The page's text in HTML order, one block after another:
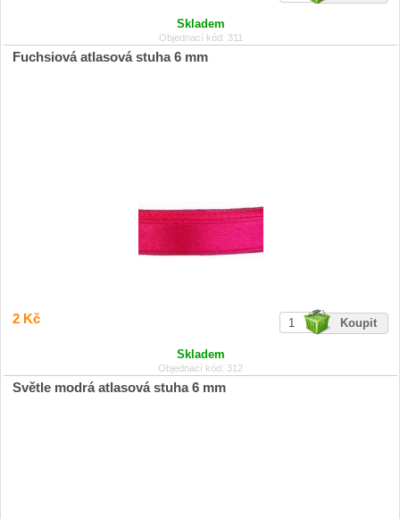
Skladem
Objednací kód: 311
Fuchsiová atlasová stuha 6 mm
2 Kč
Skladem
Objednací kód: 312
Světle modrá atlasová stuha 6 mm